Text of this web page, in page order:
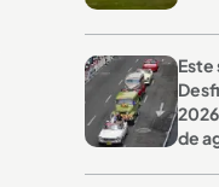
Este
de